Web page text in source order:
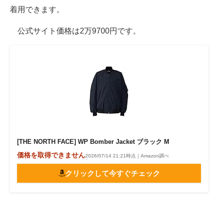
着用できます。
公式サイト価格は2万9700円です。
[THE NORTH FACE] WP Bomber Jacket ブラック M
価格を取得できません2026/07/14 21:21時点｜Amazon調べ
クリックして今すぐチェック